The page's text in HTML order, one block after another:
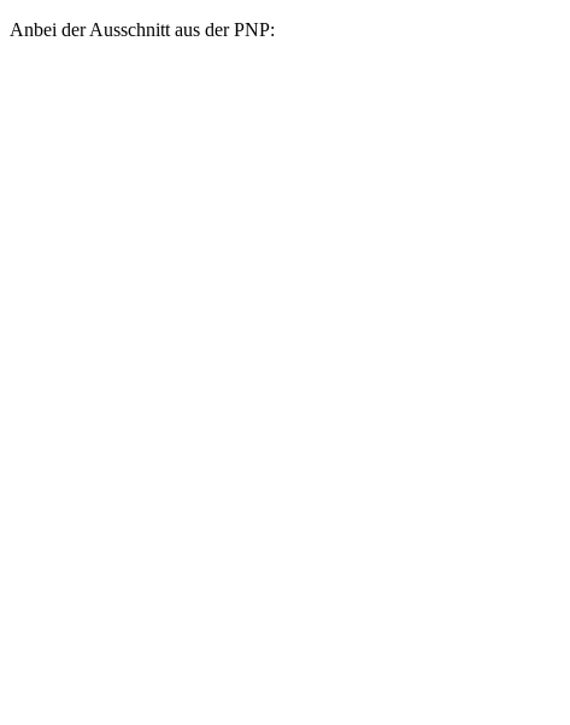
Anbei der Ausschnitt aus der PNP: